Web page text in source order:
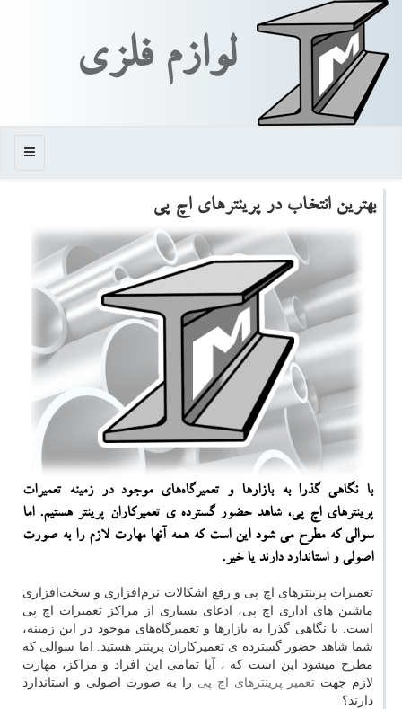
لوازم فلزی
منو
بهترین انتخاب در پرینترهای اچ پی
با نگاهی گذرا به بازارها و تعمیرگاه‌های موجود در زمینه تعمیرات
پرینترهای اچ پی، شاهد حضور گسترده ی تعمیركاران پرینتر هستیم. اما
سوالی كه مطرح می شود این است كه همه آنها مهارت لازم را به صورت
اصولی و استاندارد دارند یا خیر.
تعمیرات پرینترهای اچ پی و رفع اشکالات نرم‌افزاری و سخت‌افزاری
ماشین های اداری اچ پی، ادعای بسیاری از مراکز تعمیرات اچ پی
است. با نگاهی گذرا به بازارها و تعمیرگاه‌های موجود در این زمینه،
شما شاهد حضور گسترده ی تعمیرکاران پرینتر هستید. اما سوالی که
مطرح میشود این است که ، آیا تمامی این افراد و مراکز، مهارت
لازم جهت تعمیر پرینترهای اچ پی را به صورت اصولی و استاندارد
دارند؟